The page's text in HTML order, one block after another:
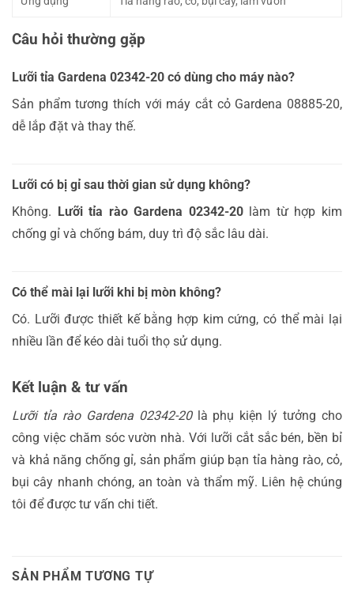
Câu hỏi thường gặp
Lưỡi tỉa Gardena 02342-20 có dùng cho máy nào?
Sản phẩm tương thích với máy cắt cỏ Gardena 08885-20,
dễ lắp đặt và thay thế.
Lưỡi có bị gỉ sau thời gian sử dụng không?
Không. Lưỡi tỉa rào Gardena 02342-20làm từ hợp kim
chống gỉ và chống bám, duy trì độ sắc lâu dài.
Có thể mài lại lưỡi khi bị mòn không?
Có. Lưỡi được thiết kế bằng hợp kim cứng, có thể mài lại
nhiều lần để kéo dài tuổi thọ sử dụng.
Kết luận & tư vấn
Lưỡi tỉa rào Gardena 02342-20là phụ kiện lý tưởng cho
công việc chăm sóc vườn nhà. Với lưỡi cắt sắc bén, bền bỉ
và khả năng chống gỉ, sản phẩm giúp bạn tỉa hàng rào, cỏ,
bụi cây nhanh chóng, an toàn và thẩm mỹ. Liên hệ chúng
tôi để được tư vấn chi tiết.
SẢN PHẨM TƯƠNG TỰ